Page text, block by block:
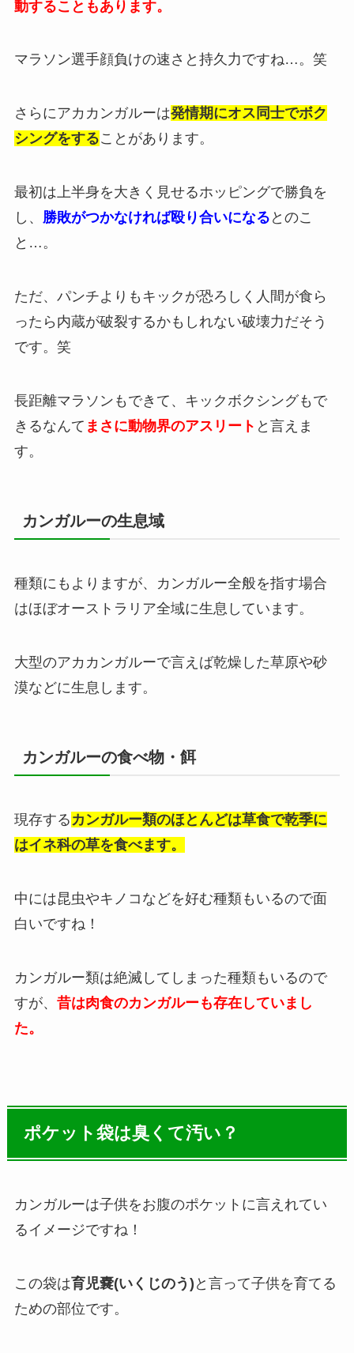
動することもあります。
マラソン選手顔負けの速さと持久力ですね…。笑
さらにアカカンガルーは発情期にオス同士でボク
シングをすることがあります。
最初は上半身を大きく見せるホッピングで勝負を
し、 勝敗がつかなければ殴り合いになる とのこ
と…。
ただ、パンチよりもキックが恐ろしく人間が食ら
ったら内蔵が破裂するかもしれない破壊力だそう
です。笑
長距離マラソンもできて、キックボクシングもで
きるなんて まさに動物界のアスリート と言えま
す。
カンガルーの生息域
種類にもよりますが、カンガルー全般を指す場合
はほぼオーストラリア全域に生息しています。
大型のアカカンガルーで言えば乾燥した草原や砂
漠などに生息します。
カンガルーの食べ物・餌
現存する カンガルー類のほとんどは草食で乾季に
はイネ科の草を食べます。
中には昆虫やキノコなどを好む種類もいるので面
白いですね！
カンガルー類は絶滅してしまった種類もいるので
すが、 昔は肉食のカンガルーも存在していまし
た。
ポケット袋は臭くて汚い？
カンガルーは子供をお腹のポケットに言えれてい
るイメージですね！
この袋は育児嚢(いくじのう) と言って子供を育てる
ための部位です。